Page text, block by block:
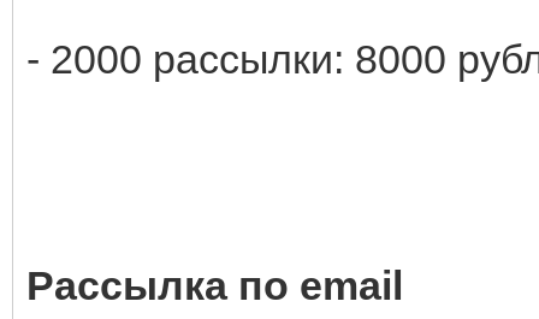
- 2000 рассылки: 8000
Рассылка по email